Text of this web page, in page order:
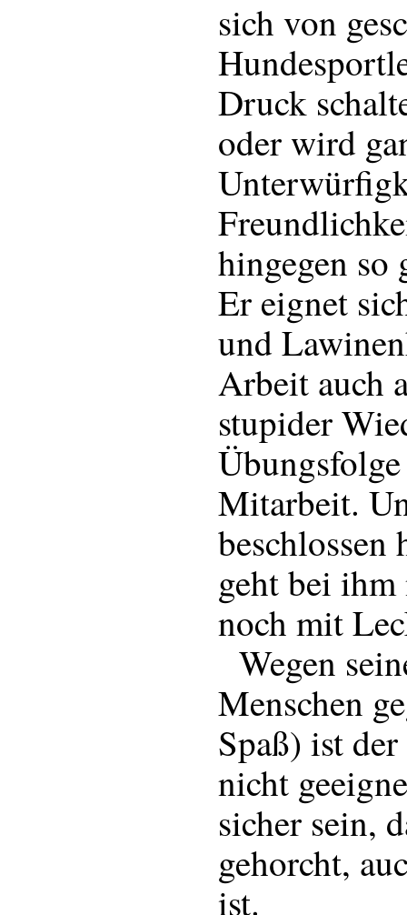
sich von
Druck
oder wird
hingegen
Er eignet
und
Arbeit auch
stupider
Mitarbeit.
geht bei
noch mit
Wegen
Menschen
Spaß) ist
nicht
sicher sein,
gehorcht,
ist.